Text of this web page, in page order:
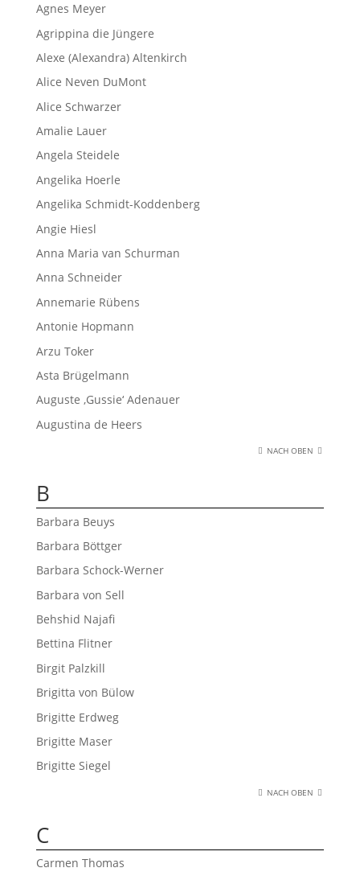
Agnes Meyer
Agrippina die Jüngere
Alexe (Alexandra) Altenkirch
Alice Neven DuMont
Alice Schwarzer
Amalie Lauer
Angela Steidele
Angelika Hoerle
Angelika Schmidt-Koddenberg
Angie Hiesl
Anna Maria van Schurman
Anna Schneider
Annemarie Rübens
Antonie Hopmann
Arzu Toker
Asta Brügelmann
Auguste ‚Gussie‘ Adenauer
Augustina de Heers
NACH OBEN
B
Barbara Beuys
Barbara Böttger
Barbara Schock-Werner
Barbara von Sell
Behshid Najafi
Bettina Flitner
Birgit Palzkill
Brigitta von Bülow
Brigitte Erdweg
Brigitte Maser
Brigitte Siegel
NACH OBEN
C
Carmen Thomas